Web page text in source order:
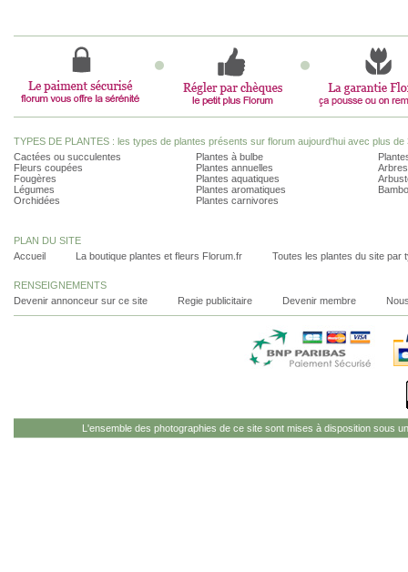
TYPES DE PLANTES : les types de plantes présents sur florum aujourd'hui avec plus de
Cactées ou succulentes
Fleurs coupées
Fougères
Légumes
Orchidées
Plantes à bulbe
Plantes annuelles
Plantes aquatiques
Plantes aromatiques
Plantes carnivores
PLAN DU SITE
Accueil
La boutique plantes et fleurs Florum.fr Toutes les plantes du site par
RENSEIGNEMENTS
Devenir annonceur sur ce site
Regie publicitaire Devenir membre
L'ensemble des photographies de ce site sont mises à disposition sous